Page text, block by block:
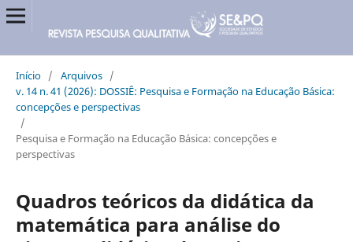
Início / Arquivos /
v. 14 n. 41 (2026): DOSSIÊ: Pesquisa e Formação na Educação Básica:
concepções e perspectivas
/
Pesquisa e Formação na Educação Básica: concepções e
perspectivas
Quadros teóricos da didática da
matemática para análise do